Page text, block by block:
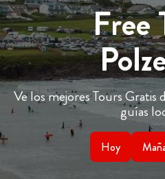
Free
Ve los mejores Tours
guías
Hoy